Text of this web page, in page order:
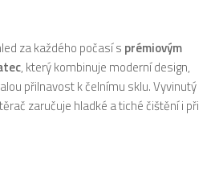
za každého počasí s prémiovým
, který kombinuje moderní design,
přilnavost k čelnímu sklu. Vyvinutý
zaručuje hladké a tiché čištění i při